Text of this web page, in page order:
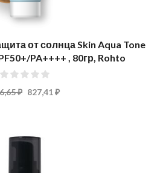
от солнца Skin Aqua Tone
PA++++ , 80гр, Rohto
₽ 827,41 ₽